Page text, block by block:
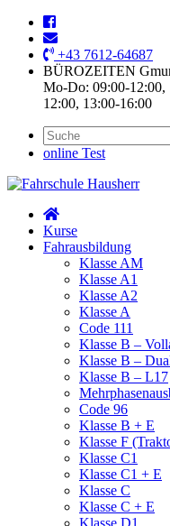
+43 7612-64687
BÜROZEITEN
Mo-Do: 09:00-12:00,
12:00, 13:00-16:00
online Test
Kurse
Fahrausbildung
Klasse AM
Klasse A1
Klasse A2
Klasse A
Code 111
Klasse B –
Klasse B –
Klasse B – L17
Code 96
Klasse B + E
Klasse F
Klasse C1
Klasse C1 + E
Klasse C
Klasse C + E
Klasse D1